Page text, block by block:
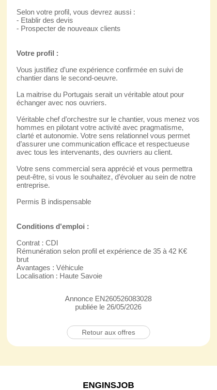
Selon votre profil, vous devrez aussi :
- Etablir des devis
- Prospecter de nouveaux clients
Votre profil :
Vous justifiez d’une expérience confirmée en suivi de
chantier dans le second-oeuvre.
La maitrise du Portugais serait un véritable atout pour
échanger avec nos ouvriers.
Véritable chef d’orchestre sur le chantier, vous menez vos
hommes en pilotant votre activité avec pragmatisme,
clarté et autonomie. Votre sens relationnel vous permet
d’assurer une communication efficace et respectueuse
avec tous les intervenants, des ouvriers au client.
Votre sens commercial sera apprécié et vous permettra
peut-être, si vous le souhaitez, d’évoluer au sein de notre
entreprise.
Permis B indispensable
Conditions d'emploi :
Contrat : CDI
Rémunération selon profil et expérience de 35 à 42 K€
brut
Avantages : Véhicule
Localisation : Haute Savoie
Annonce EN260526083028
publiée le 26/05/2026
Retour aux offres
ENGINSJOB